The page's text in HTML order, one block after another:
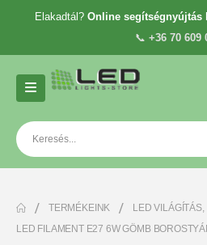
Elakadtál? Online segítségnyújtás
📞 +36 70 609
TERMÉKEINK LED VILÁGÍTÁS,
LED FILAMENT E27 6W GÖMB